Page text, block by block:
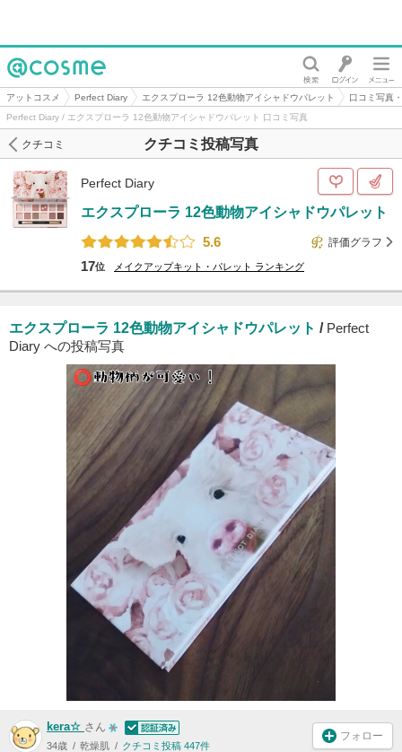
@cosme
アットコスメ Perfect Diary エクスプローラ 12色動物アイシャドウパレット
口コミ写真
Perfect Diary / エクスプローラ 12色動物アイシャドウパレット 口コミ写真
クチコミ投稿写真
クチコミ
Perfect Diary
エクスプローラ 12色動物アイシャドウパレット
5.6
評価グラフ
17位 メイクアップキット・パレット ランキング
エクスプローラ 12色動物アイシャドウパレット / Perfect
Diary への投稿写真
kera☆ さん
34歳 乾燥肌 クチコミ投稿 447件
フォロー